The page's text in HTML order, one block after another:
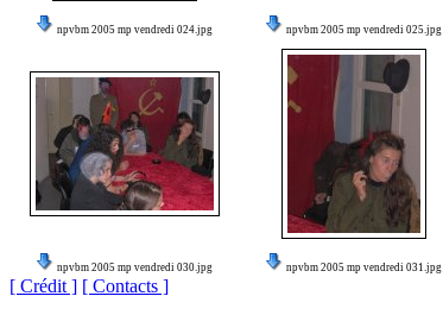
npvbm 2005 mp vendredi 024.jpg npvbm 2005 mp vendredi 025.jpg
npvbm 2005 mp vendredi 030.jpg npvbm 2005 mp vendredi 031.jpg
[ Crédit ] [ Contacts ]